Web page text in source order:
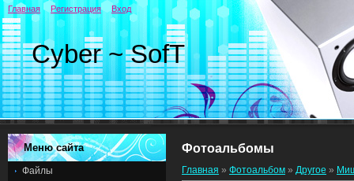
Cyber ~ SofT
Главная Регистрация Вход
Меню сайта
Файлы
Фотоальбомы
Главная » Фотоальбом » Другое »